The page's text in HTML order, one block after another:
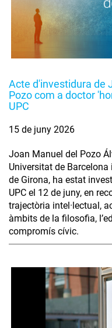
Acte d'investidura de
Pozo com a doctor
UPC
15 de juny 2026
Joan Manuel del Pozo
Universitat de
de Girona, ha estat
UPC el 12 de juny, en
trajectòria intel·lectual,
àmbits de la filosofia,
compromís cívic.